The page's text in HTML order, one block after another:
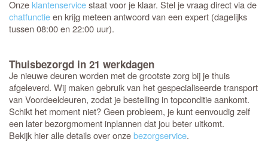
Onzeklantenservicestaat voor je klaar. Stel je vraag direct via de
chatfunctieen krijg meteen antwoord van een expert (dagelijks
tussen 08:00 en 22:00 uur).
Thuisbezorgd in 21 werkdagen
Je nieuwe deuren worden met de grootste zorg bij je thuis
afgeleverd. Wij maken gebruik van het gespecialiseerde transport
van Voordeeldeuren, zodat je bestelling in topconditie aankomt.
Schikt het moment niet? Geen probleem, je kunt eenvoudig zelf
een later bezorgmoment inplannen dat jou beter uitkomt.
Bekijk hier alle details over onzebezorgservice.